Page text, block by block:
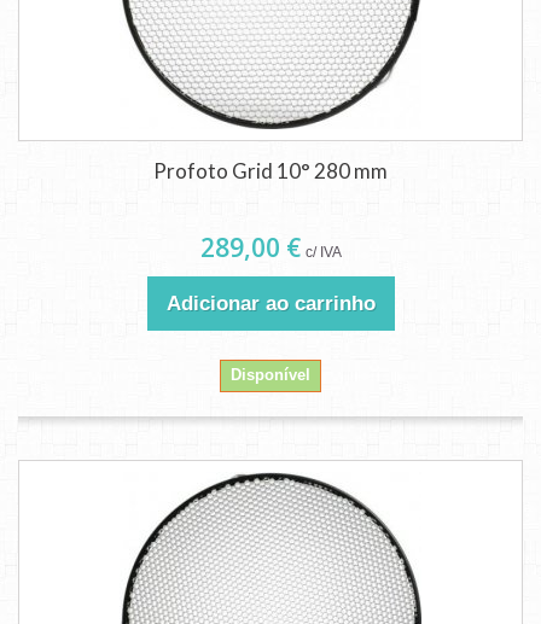
Profoto Grid 10° 280 mm
289,00 € c/ IVA
Adicionar ao carrinho
Disponível